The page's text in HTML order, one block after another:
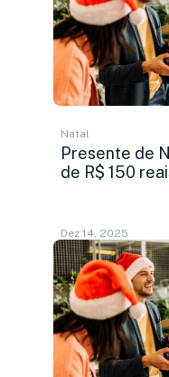
Natal
Presente de
de R$ 150
Dez 14, 2025